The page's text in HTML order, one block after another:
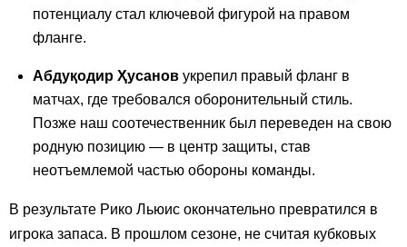
потенциалу стал ключевой фигурой на правом
фланге.
Абдуқодир Ҳусанов укрепил правый фланг в
матчах, где требовался оборонительный стиль.
Позже наш соотечественник был переведен на свою
родную позицию — в центр защиты, став
неотъемлемой частью обороны команды.
В результате Рико Льюис окончательно превратился в
игрока запаса. В прошлом сезоне, не считая кубковых